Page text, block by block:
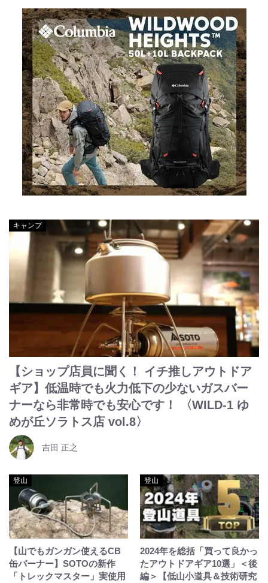
キャンプ
【ショップ店員に聞く！ イチ推しアウトドア
ギア】低温時でも火力低下の少ないガスバー
ナーなら非常時でも安心です！ 〈WILD-1 ゆ
めが丘ソラトス店 vol.8〉
吉田 正之
登山
【山でもガンガン使えるCB
缶バーナー】SOTOの新作
「トレックマスター」実使用
登山
2024年を総括「買って良かっ
たアウトドアギア10選」＜後
編＞【低山小道具＆技術研究